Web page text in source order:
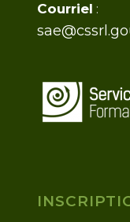
Courriel :